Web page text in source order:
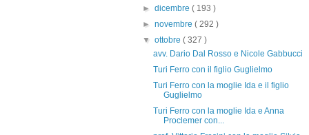
►dicembre( 193 )
►novembre( 292 )
▼ottobre( 327 )
avv. Dario Dal Rosso e Nicole Gabbucci
Turi Ferro con il figlio Guglielmo
Turi Ferro con la moglie Ida e il figlio
Guglielmo
Turi Ferro con la moglie Ida e Anna
Proclemer con...